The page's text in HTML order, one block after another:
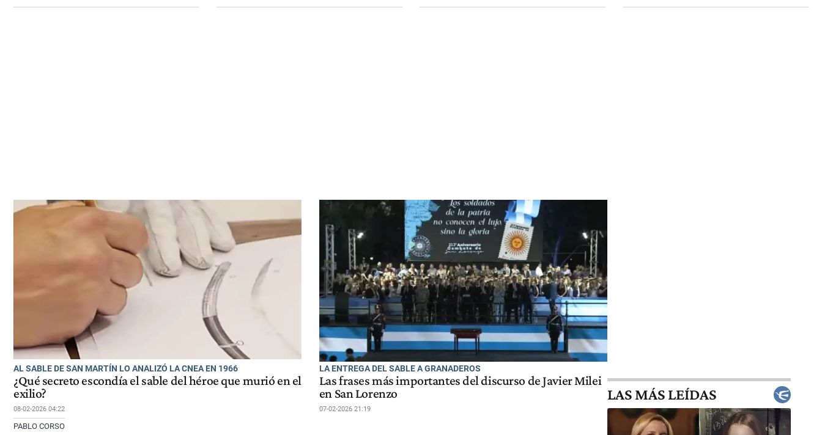
AL SABLE DE SAN MARTÍN LO ANALIZÓ LA CNEA EN 1966
¿Qué secreto escondía el sable del héroe que murió en el
exilio?
08-02-2026 04:22
PABLO CORSO
LA ENTREGA DEL SABLE A GRANADEROS
Las frases más importantes del discurso de Javier Milei
en San Lorenzo
07-02-2026 21:19
LAS MÁS LEÍDAS